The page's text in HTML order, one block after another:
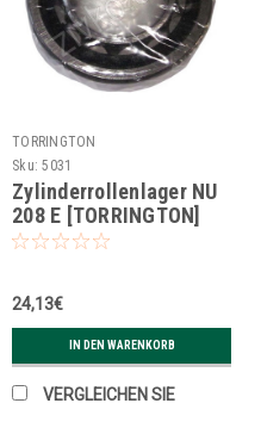
TORRINGTON
Sku: 5031
Zylinderrollenlager NU
208 E [TORRINGTON]
24,13€
IN DEN WARENKORB
VERGLEICHEN SIE